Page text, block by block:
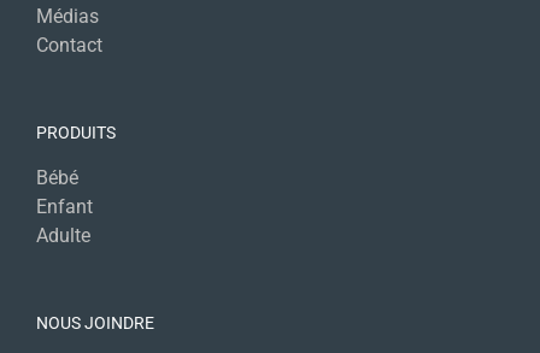
Médias
Contact
PRODUITS
Bébé
Enfant
Adulte
NOUS JOINDRE